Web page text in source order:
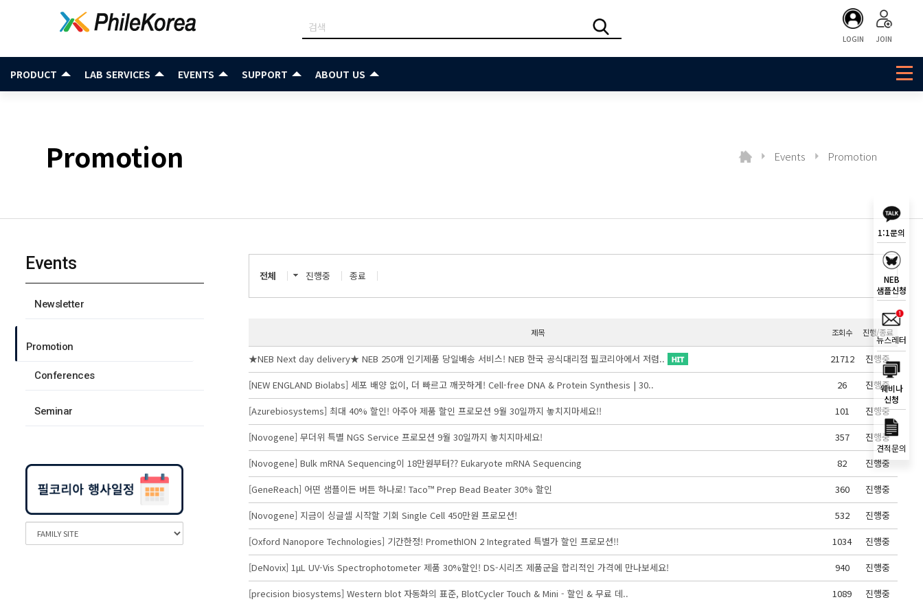
LOGIN JOIN
PRODUCT LAB SERVICES EVENTS SUPPORT ABOUT US
Promotion Events Promotion
Events
Newsletter
Promotion
Conferences
Seminar
전체 진행중 종료
제목 조회수 진행/종료
★NEB Next day delivery★ NEB 250개 인기제품 당일배송 서비스! NEB 한국 공식대리점 필코리아에서 저렴.. 21712
진행중
[NEW ENGLAND Biolabs] 세포 배양 없이, 더 빠르고 깨끗하게! Cell-free DNA & Protein Synthesis | 30..
26
진행중
[Azurebiosystems] 최대 40% 할인! 아주아 제품 할인 프로모션 9월 30일까지 놓치지마세요!!
101
진행중
[Novogene] 무더위 특별 NGS Service 프로모션 9월 30일까지 놓치지마세요!
357
진행중
[Novogene] Bulk mRNA Sequencing이 18만원부터?? Eukaryote mRNA Sequencing
82
진행중
[GeneReach] 어떤 샘플이든 버튼 하나로! Taco™ Prep Bead Beater 30% 할인
360
진행중
[Novogene] 지금이 싱글셀 시작할 기회 Single Cell 450만원 프로모션!
532
진행중
[Oxford Nanopore Technologies] 기간한정! PromethION 2 Integrated 특별가 할인 프로모션!!
1034
진행중
[DeNovix] 1μL UV-Vis Spectrophotometer 제품 30%할인! DS-시리즈 제품군을 합리적인 가격에 만나보세요!
940
진행중
[precision biosystems] Western blot 자동화의 표준, BlotCycler Touch & Mini - 할인 & 무료 데..
1089 진행중
1:1문의
NEB
샘플신청
뉴스레터
웨비나
신청
견적문의